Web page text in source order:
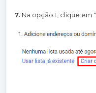
7. Na opção 1, clique em "